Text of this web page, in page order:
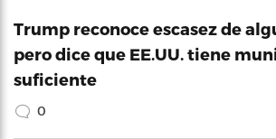
Trump reconoce escasez de
pero dice que EE.UU. tiene
suficiente
0